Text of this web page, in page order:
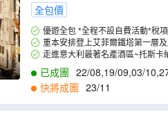
全包價
優遊全包 *全程不設自費活動*稅
重本安排登上艾菲爾鐵塔第一層
截然不同的景色。
走進意大利最著名產酒區~托斯卡
已成團 22/08,19/09,03/10,
快將成團 23/11